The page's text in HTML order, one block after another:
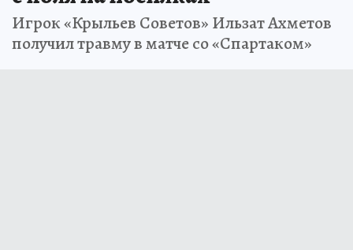
Игрок «Крыльев Советов» Ильзат Ахметов
получил травму в матче со «Спартаком»